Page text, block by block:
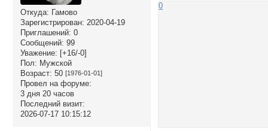
Откуда: Гамово
Зарегистрирован: 2020-04-19
Приглашений: 0
Сообщений: 99
Уважение: [+16/-0]
Пол: Мужской
Возраст: 50 [1976-01-01]
Провел на форуме:
3 дня 20 часов
Последний визит:
2026-07-17 10:15:12
0